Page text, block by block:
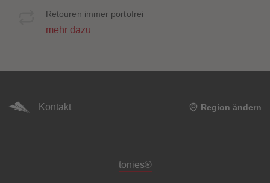
Retouren immer portofrei
mehr dazu
Kontakt Region ändern
Meta-Navigation Footer
tonies®